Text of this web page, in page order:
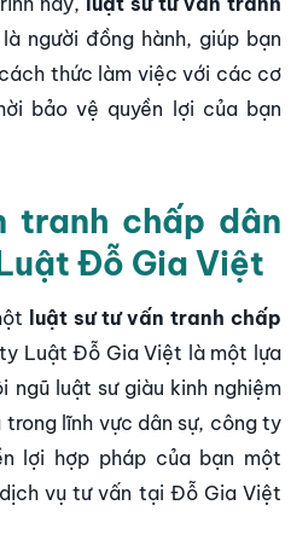
là người đồng hành, giúp bạn
thức làm việc với các cơ
bảo vệ quyền lợi của bạn
tranh chấp dân
Đỗ Gia Việt
luật sư tư vấn tranh chấp
Luật Đỗ Gia Việt là một lựa
ngũ luật sư giàu kinh nghiệm
lĩnh vực dân sự, công ty
lợi hợp pháp của bạn một
vụ tư vấn tại Đỗ Gia Việt